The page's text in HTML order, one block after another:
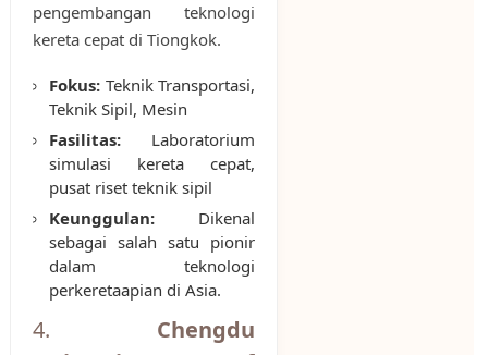
pengembangan teknologi
kereta cepat di Tiongkok.
Fokus:Teknik Transportasi,
Teknik Sipil, Mesin
Fasilitas:Laboratorium
simulasi kereta cepat,
pusat riset teknik sipil
Keunggulan:Dikenal
sebagai salah satu pionir
dalam teknologi
perkeretaapian di Asia.
4. Chengdu